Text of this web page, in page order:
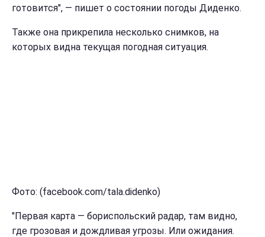
готовится", — пишет о состоянии погоды Диденко.
Также она прикрепила несколько снимков, на
которых видна текущая погодная ситуация.
Фото: (facebook.com/tala.didenko)
"Первая карта — бориспольский радар, там видно,
где грозовая и дождливая угрозы. Или ожидания.